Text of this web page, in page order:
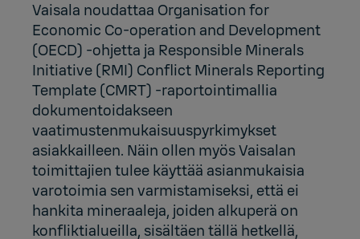
Vaisala noudattaa Organisation for
Economic Co-operation and Development
(OECD) -ohjetta ja Responsible Minerals
Initiative (RMI) Conflict Minerals Reporting
Template (CMRT) -raportointimallia
dokumentoidakseen
vaatimustenmukaisuuspyrkimykset
asiakkailleen. Näin ollen myös Vaisalan
toimittajien tulee käyttää asianmukaisia
varotoimia sen varmistamiseksi, että ei
hankita mineraaleja, joiden alkuperä on
konfliktialueilla, sisältäen tällä hetkellä,